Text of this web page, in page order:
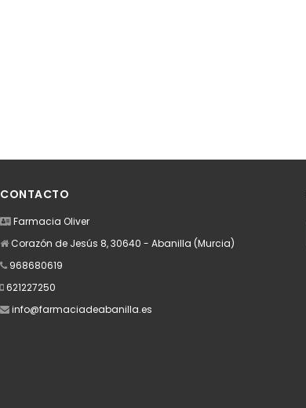
CONTACTO
Farmacia Oliver
Corazón de Jesús 8, 30640 - Abanilla (Murcia)
968680619
621227250
info@farmaciadeabanilla.es